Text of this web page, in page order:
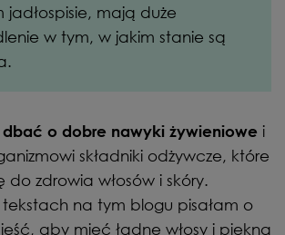
jadłospisie, mają duże
w tym, w jakim stanie są
dbać o dobre nawyki żywieniowe i
składniki odżywcze, które
do zdrowia włosów i skóry.
tekstach na tym blogu pisałam o
aby mieć ładne włosy i piękną